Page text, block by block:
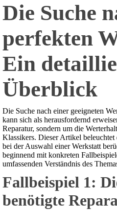
Die Suche
perfekten
Ein
Überblick
Die Suche nach einer geeigneten
kann sich als herausfordernd
Reparatur, sondern um die
Klassikers. Dieser Artikel
bei der Auswahl einer Werkstatt
beginnend mit konkreten
umfassenden Verständnis des
Fallbeispiel 1:
benötigte